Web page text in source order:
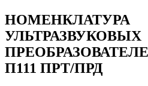
НОМЕНКЛАТУРА
УЛЬТРАЗВУКОВЫХ
П111 ПРТ/ПРД